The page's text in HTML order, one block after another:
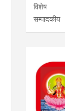
विशेष
सम्पादकीय